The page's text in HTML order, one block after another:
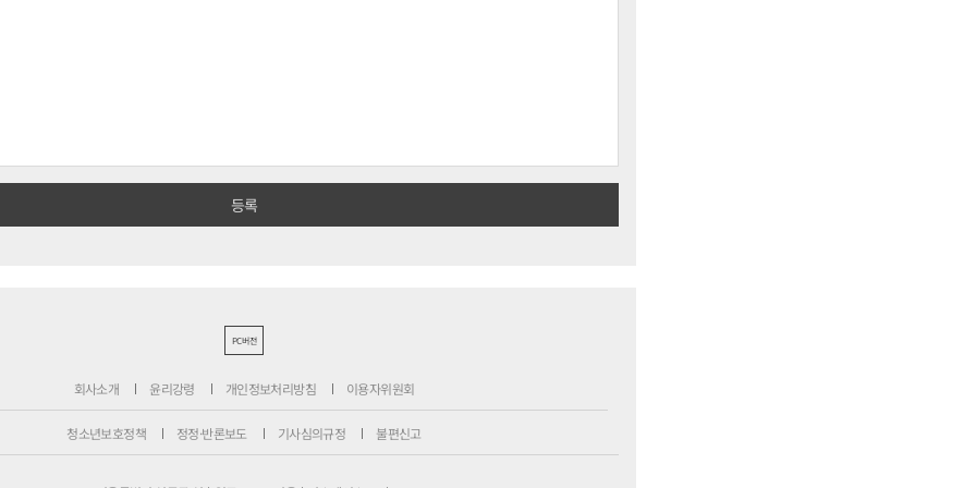
PC버전
회사소개 윤리강령 개인정보처리방침 이용자위원회
청소년보호정책 정정·반론보도 기사심의규정 불편신고